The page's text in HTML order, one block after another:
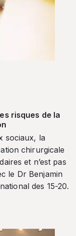
risques de la
sociaux, la
chirurgicale
et n’est pas
le Dr Benjamin
des 15-20.